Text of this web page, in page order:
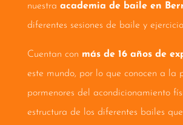
nuestra academia de baile en
diferentes sesiones de baile y
Cuentan con más de 16 años de
este mundo, por lo que conocen a la
pormenores del acondicionamiento
estructura de los diferentes bailes